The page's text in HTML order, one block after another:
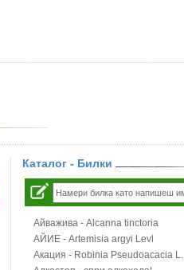
Каталог - Билки
Айважива - Alcanna tinctoria
АЙИЕ - Artemisia argyi Levl
Акация - Robinia Pseudoacacia L.